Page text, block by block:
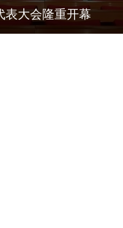
表大会隆重开幕